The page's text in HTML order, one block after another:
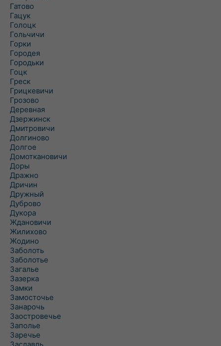
Гатово
Гацук
Голоцк
Гольчичи
Горки
Городея
Городьки
Гоцк
Греск
Грицкевичи
Грозово
Деревная
Дзержинск
Дмитровичи
Долгиново
Долгое
Домоткановичи
Доры
Дражно
Дричин
Дружный
Дуброво
Дукора
Ждановичи
Жилихово
Жодино
Заболоть
Заболотье
Загалье
Зазерка
Замки
Замосточье
Занарочь
Заостровечье
Заполье
Заречье